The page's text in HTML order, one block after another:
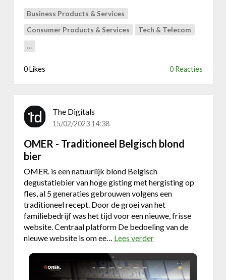
t
a
l
n
v
o
r
b
e
t
e
r
s
t
E
l
s
Business Products & Services
Consumer Products & Services Tech & Telecom
…
0 Likes 0 Reacties
The Digitals
15/02/2023 14:38
OMER - Traditioneel Belgisch blond
bier
OMER. is een natuurlijk blond Belgisch
degustatiebier van hoge gisting met hergisting op
fles, al 5 generaties gebrouwen volgens een
traditioneel recept. Door de groei van het
familiebedrijf was het tijd voor een nieuwe, frisse
website. Centraal platform De bedoeling van de
nieuwe website is om ee… Lees verdero
e
r